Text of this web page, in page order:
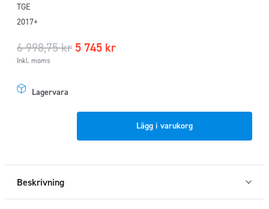
TGE
2017+
6 998,75kr 5 745 kr
Inkl. moms
Lagervara
Crafter/
MAN
Lägg i varukorg
Beskrivning